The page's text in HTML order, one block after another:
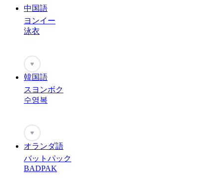
中国語
ヨンイー
泳衣
♥
韓国語
スヨンボク
수영복
♥
オランダ語
バットパック
BADPAK